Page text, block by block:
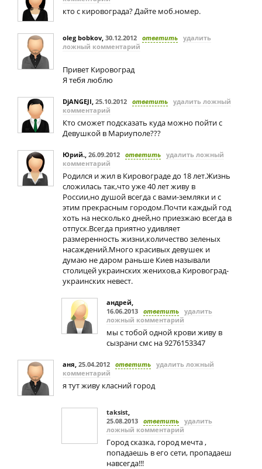
кто с кировограда? Дайте моб.номер.
oleg bobkov, 30.12.2012 ответить удалить
ложный комментарий
Привет Кировоград
Я тебя люблю
DjANGEJI, 25.10.2012 ответить удалить ложный
комментарий
Кто сможет подсказать куда можно пойти с
Девушкой в Мариуполе???
Юрий., 26.09.2012 ответить удалить ложный
комментарий
Родился и жил в Кировограде до 18 лет.Жизнь
сложилась так,что уже 40 лет живу в
России,но душой всегда с вами-земляки и с
этим прекрасным городом.Почти каждый год
хоть на несколько дней,но приезжаю всегда в
отпуск.Всегда приятно удивляет
размеренность жизни,количество зеленых
насаждений.Много красивых девушек и
думаю не даром раньше Киев называли
столицей украинских женихов,а Кировоград-
украинских невест.
андрей,
16.06.2013 ответить удалить
ложный комментарий
мы с тобой одной крови живу в
сызрани смс на 9276153347
аня, 25.04.2012 ответить удалить ложный
комментарий
я тут живу класний город
taksist,
25.08.2013 ответить удалить
ложный комментарий
Город сказка, город мечта ,
попадаешь в его сети, пропадаеш
навсегда!!!